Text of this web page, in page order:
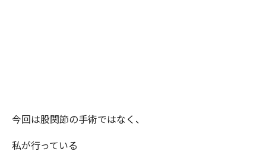
今回は股関節の手術ではなく、
私が行っている